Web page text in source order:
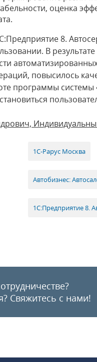
оценка
8.
В
повысилось
программы
1С-Рарус Москва
Автобизнес:
1С:Предприятие 8.
Свяжитесь с нами!